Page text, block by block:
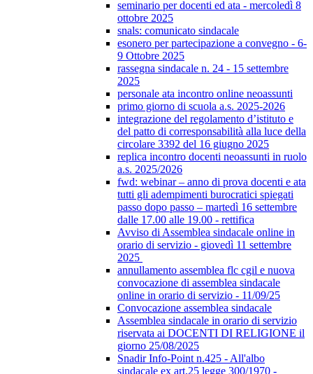
seminario per docenti ed ata - mercoledì 8
ottobre 2025
snals: comunicato sindacale
esonero per partecipazione a convegno - 6-
9 Ottobre 2025
rassegna sindacale n. 24 - 15 settembre
2025
personale ata incontro online neoassunti
primo giorno di scuola a.s. 2025-2026
integrazione del regolamento d’istituto e
del patto di corresponsabilità alla luce della
circolare 3392 del 16 giugno 2025
replica incontro docenti neoassunti in ruolo
a.s. 2025/2026
fwd: webinar – anno di prova docenti e ata
tutti gli adempimenti burocratici spiegati
passo dopo passo – martedì 16 settembre
dalle 17.00 alle 19.00 - rettifica
Avviso di Assemblea sindacale online in
orario di servizio - giovedì 11 settembre
2025
annullamento assemblea flc cgil e nuova
convocazione di assemblea sindacale
online in orario di servizio - 11/09/25
Convocazione assemblea sindacale
Assemblea sindacale in orario di servizio
riservata ai DOCENTI DI RELIGIONE il
giorno 25/08/2025
Snadir Info-Point n.425 - All'albo
sindacale ex art.25 legge 300/1970 -